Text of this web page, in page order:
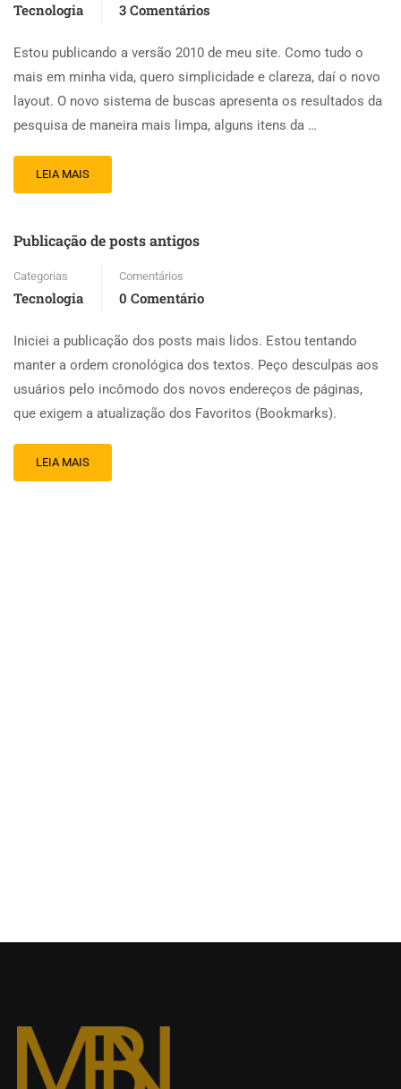
Tecnologia 3 Comentários
Estou publicando a versão 2010 de meu site. Como tudo o
mais em minha vida, quero simplicidade e clareza, daí o novo
layout. O novo sistema de buscas apresenta os resultados da
pesquisa de maneira mais limpa, alguns itens da …
LEIA MAIS
Publicação de posts antigos
Categorias
Tecnologia
Comentários
0 Comentário
Iniciei a publicação dos posts mais lidos. Estou tentando
manter a ordem cronológica dos textos. Peço desculpas aos
usuários pelo incômodo dos novos endereços de páginas,
que exigem a atualização dos Favoritos (Bookmarks).
LEIA MAIS